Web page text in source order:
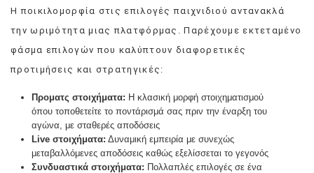
Η ποικιλομορφία στις επιλογές παιχνιδιού αντανακλά
την ωριμότητα μιας πλατφόρμας. Παρέχουμε εκτεταμένο
φάσμα επιλογών που καλύπτουν διαφορετικές
προτιμήσεις και στρατηγικές:
Προματς στοιχήματα: Η κλασική μορφή στοιχηματισμού
όπου τοποθετείτε το ποντάρισμά σας πριν την έναρξη του
αγώνα, με σταθερές αποδόσεις
Live στοιχήματα: Δυναμική εμπειρία με συνεχώς
μεταβαλλόμενες αποδόσεις καθώς εξελίσσεται το γεγονός
Συνδυαστικά στοιχήματα: Πολλαπλές επιλογές σε ένα